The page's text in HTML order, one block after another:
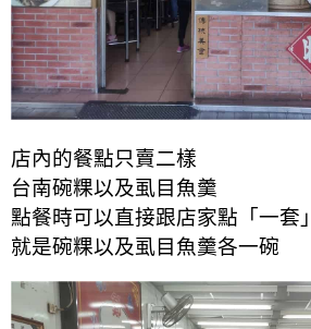
店內的餐點只賣二樣
台南碗粿以及虱目魚羹
點餐時可以直接跟店家點「一套」
就是碗粿以及虱目魚羹各一碗